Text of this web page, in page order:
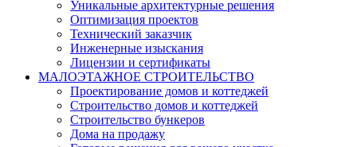
Уникальные архитектурные решения
Оптимизация проектов
Технический заказчик
Инженерные изыскания
Лицензии и сертификаты
МАЛОЭТАЖНОЕ СТРОИТЕЛЬСТВО
Проектирование домов и коттеджей
Строительство домов и коттеджей
Строительство бункеров
Дома на продажу